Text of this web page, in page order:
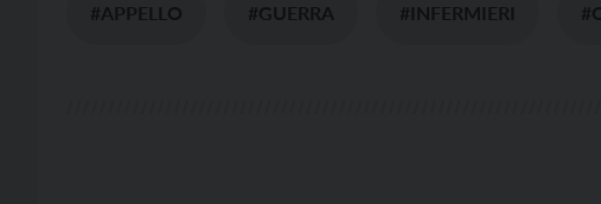
#APPELLO #GUERRA #INFERMIERI